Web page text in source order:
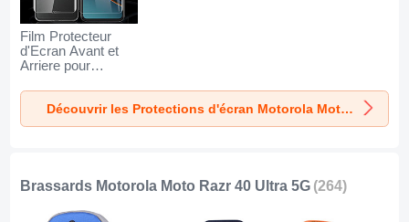
Film Protecteur
d'Ecran Avant et
Arriere pour
Razr 40 Ultra 5G
Découvrir les Protections d'écran Motorola Moto Razr 40 Ultra 5G
Brassards Motorola Moto Razr 40 Ultra 5G (264)